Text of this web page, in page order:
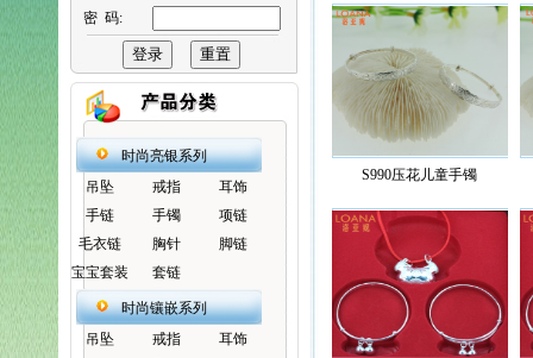
密 码:
时尚亮银系列
吊坠
戒指
耳饰
手链
手镯
项链
毛衣链
胸针
脚链
宝宝套装
套链
时尚镶嵌系列
吊坠
戒指
耳饰
S990压花儿童手镯